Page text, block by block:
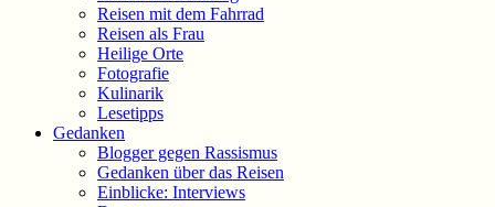
Reisen mit dem Fahrrad
Reisen als Frau
Heilige Orte
Fotografie
Kulinarik
Lesetipps
Gedanken
Blogger gegen Rassismus
Gedanken über das Reisen
Einblicke: Interviews